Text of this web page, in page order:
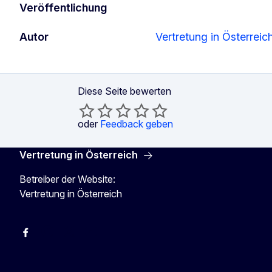
Veröffentlichung
Autor Vertretung in
Diese Seite bewerten
oder Feedback geben
Vertretung in Österreich
Betreiber der Website:
Vertretung in Österreich
Facebook